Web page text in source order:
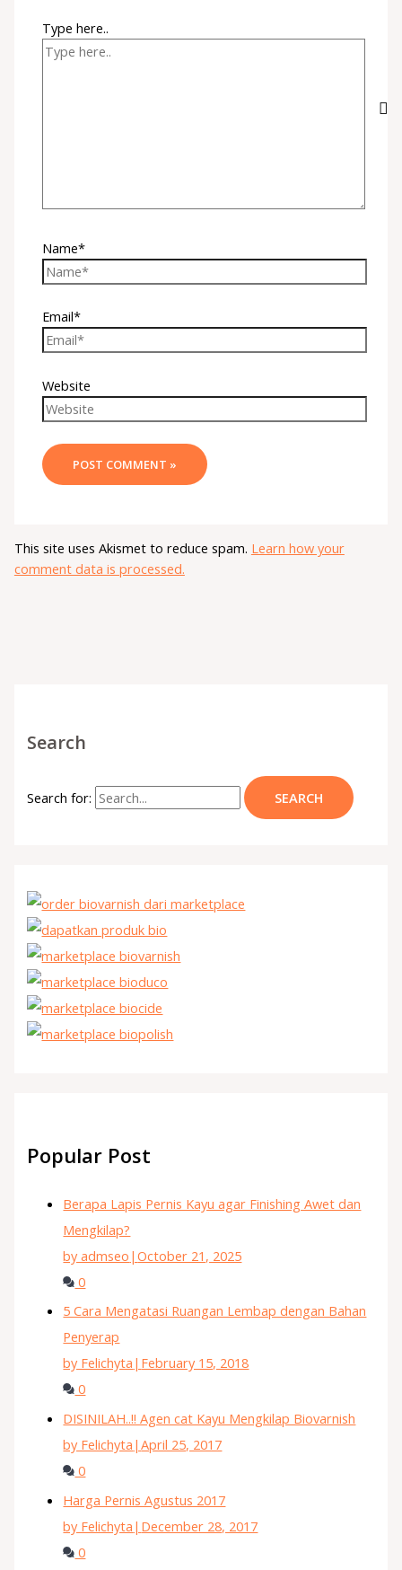
Type here..
Name*
Email*
Website
This site uses Akismet to reduce spam. Learn how your
comment data is processed.
Search
Search for:
Popular Post
Berapa Lapis Pernis Kayu agar Finishing Awet dan
Mengkilap?
by admseo |October 21, 2025
0
5 Cara Mengatasi Ruangan Lembap dengan Bahan
Penyerap
by Felichyta | February 15, 2018
0
DISINILAH..!! Agen cat Kayu Mengkilap Biovarnish
by Felichyta |April 25, 2017
0
Harga Pernis Agustus 2017
by Felichyta | December 28, 2017
0